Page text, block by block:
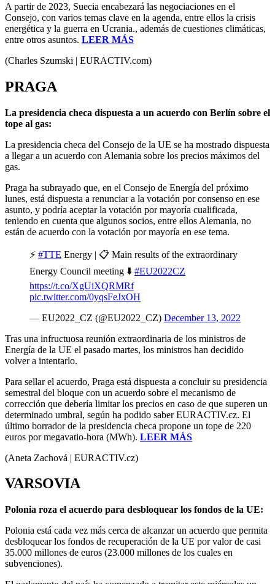
A partir de 2023, Suecia encabezará las negociaciones en el
Consejo, con varios temas clave en la agenda, entre ellos la crisis
energética y la guerra en Ucrania., además de cuestiones climáticas,
entre otros asuntos. LEER MÁS
(Charles Szumski | EURACTIV.com)
PRAGA
La presidencia checa dispuesta a un acuerdo con Berlín sobre el
tope al gas:
La presidencia checa del Consejo de la UE se ha mostrado dispuesta
a llegar a un acuerdo con Alemania sobre los precios máximos del
gas.
Praga ha subrayado que, en el Consejo de Energía del próximo
lunes, está dispuesta a renunciar a la votación por consenso en ese
asunto, y podría aceptar la votación por mayoría cualificada,
teniendo en cuenta que algunos socios, entre ellos Alemania, no
están de acuerdo con la votación por mayoría en ese tema.
⚡️ #TTE Energy | 📋 Main results of the extraordinary
Energy Council meeting ⬇️ #EU2022CZ
https://t.co/XgUiXQRMRf
pic.twitter.com/0yqsFeJxOH
— EU2022_CZ (@EU2022_CZ) December 13, 2022
Tras una infructuosa reunión extraordinaria de los ministros de
Energía de la UE el pasado martes, los ministros han decidido
volver a intentarlo.
Para sellar el acuerdo, Praga está dispuesta a concluir su presidencia
semestral del bloque con un acuerdo sobre el mecanismo de
corrección que debería limitar los precios en caso de que superen un
determinado umbral, según ha podido saber EURACTIV.cz. El
último borrador de la presidencia checa propone un tope de 220
euros por megavatio-hora (MWh). LEER MÁS
(Aneta Zachová | EURACTIV.cz)
VARSOVIA
Polonia roza el acuerdo para desbloquear los fondos de la UE:
Polonia está cada vez más cerca de alcanzar un acuerdo que permita
desbloquear los fondos de recuperación de la UE por valor de casi
35.000 millones de euros (23.000 millones de los cuales en
subvenciones).